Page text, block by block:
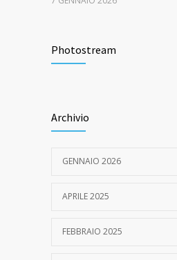
Congress on the
Management of Pelvic Floor
Da Settembre il Dr. Naldini
la Casa di Cura di San Rossore
Photostream
Archivio
GENNAIO 2026
APRILE 2025
FEBBRAIO 2025